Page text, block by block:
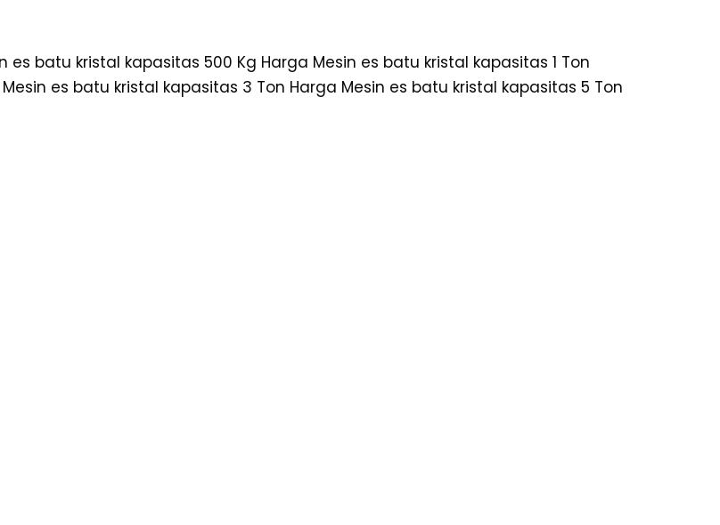
batu kristal kapasitas 500 Kg Harga Mesin es batu kristal kapasitas 1 Ton
es batu kristal kapasitas 3 Ton Harga Mesin es batu kristal kapasitas 5 Ton